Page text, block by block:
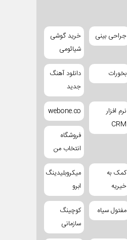
جراحی بینی
خرید گوشی
شیائومی
بخورات
دانلود آهنگ
جدید
نرم افزار
CRM
webone.co
فروشگاه
انتخاب من
کمک به
خیریه
میکروبلیدینگ
ابرو
مفتول سیاه
کوچینگ
سازمانی